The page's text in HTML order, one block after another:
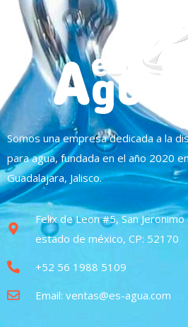
Somos una empresa dedicada a la
para agua, fundada en el año 2020
Guadalajara, Jalisco.
Felix de Leon #5, San
estado de méxico, CP: 52170
+52 56 1988 5109
Email: ventas@es-agua.com